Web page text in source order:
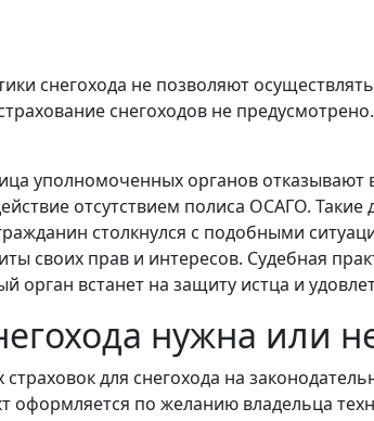
снегохода не позволяют
снегоходов не предусмотрено.
уполномоченных органов отказывают
отсутствием полиса ОСАГО. Такие
столкнулся с подобными
своих прав и интересов. Судебная
орган встанет на защиту истца и
нужна или
для снегохода на
оформляется по желанию владельца